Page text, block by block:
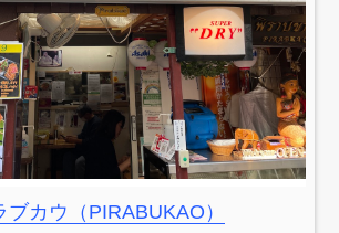
ブカウ（PIRABUKAO）